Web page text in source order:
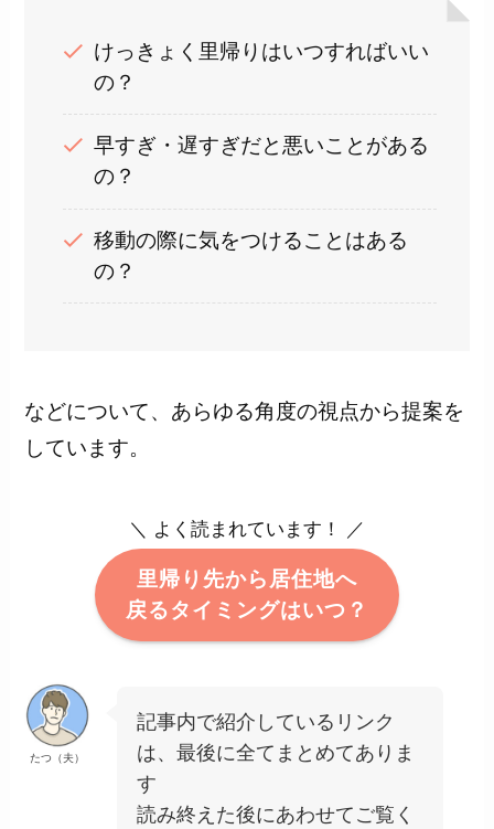
けっきょく里帰りはいつすればいい
の？
早すぎ・遅すぎだと悪いことがある
の？
移動の際に気をつけることはある
の？
などについて、あらゆる角度の視点から提案を
しています。
＼ よく読まれています！ ／
里帰り先から居住地へ
戻るタイミングはいつ？
たつ（夫）
記事内で紹介しているリンク
は、最後に全てまとめてありま
す
読み終えた後にあわせてご覧く